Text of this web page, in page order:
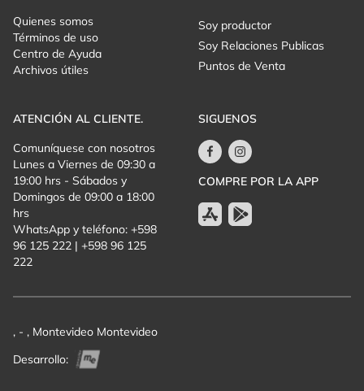
Quienes somos
Términos de uso
Centro de Ayuda
Archivos útiles
Soy productor
Soy Relaciones Publicas
Puntos de Venta
ATENCIÓN AL CLIENTE.
Comuníquese con nosotros
Lunes a Viernes de 09:30 a
19:00 hrs - Sábados y
Domingos de 09:00 a 18:00
hrs
WhatsApp y teléfono: +598
96 125 222 | +598 96 125
222
SIGUENOS
COMPRE POR LA APP
Desarrollo:
, - , Montevideo Montevideo